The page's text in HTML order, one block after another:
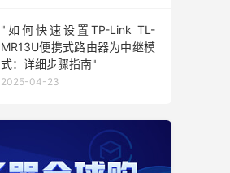
"如何快速设置TP-Link TL-
MR13U便携式路由器为中继模
式：详细步骤指南"
2025-04-23